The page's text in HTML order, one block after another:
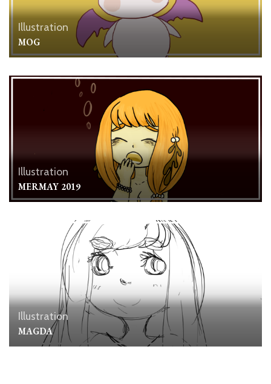
Illustration
MOG
Illustration
MERMAY 2019
Illustration
MAGDA